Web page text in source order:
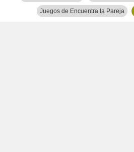
Juegos de Encuentra la Pareja